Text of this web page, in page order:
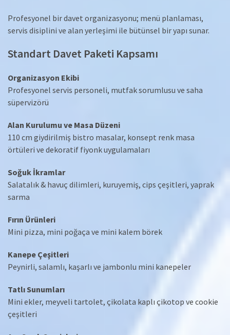
Profesyonel bir davet organizasyonu; menü planlaması,
servis disiplini ve alan yerleşimi ile bütünsel bir yapı sunar.
Standart Davet Paketi Kapsamı
Organizasyon Ekibi
Profesyonel servis personeli, mutfak sorumlusu ve saha
süpervizörü
Alan Kurulumu ve Masa Düzeni
110 cm giydirilmiş bistro masalar, konsept renk masa
örtüleri ve dekoratif fiyonk uygulamaları
Soğuk İkramlar
Salatalık & havuç dilimleri, kuruyemiş, cips çeşitleri, yaprak
sarma
Fırın Ürünleri
Mini pizza, mini poğaça ve mini kalem börek
Kanepe Çeşitleri
Peynirli, salamlı, kaşarlı ve jambonlu mini kanepeler
Tatlı Sunumları
Mini ekler, meyveli tartolet, çikolata kaplı çikotop ve cookie
çeşitleri